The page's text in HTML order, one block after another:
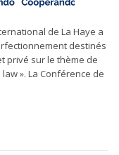
de La Haye a
destinés
privé sur le thème de
». La Conférence de